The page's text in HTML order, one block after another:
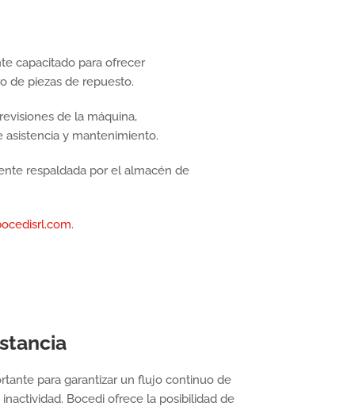
capacitado para ofrecer
de piezas de repuesto.
de la máquina,
asistencia y mantenimiento.
respaldada por el almacén de
.
para garantizar un flujo continuo de
Bocedi ofrece la posibilidad de